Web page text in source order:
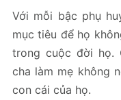
Với mỗi bậc phụ
mục tiêu để họ
trong cuộc đời họ.
cha làm mẹ không
con cái của họ.